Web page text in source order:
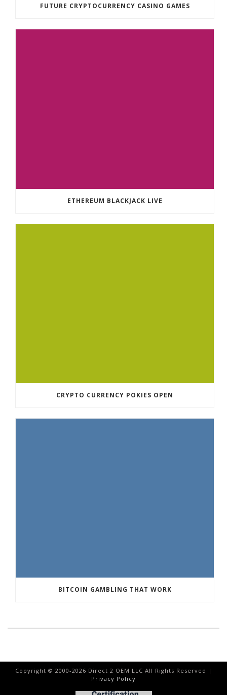
FUTURE CRYPTOCURRENCY CASINO GAMES
ETHEREUM BLACKJACK LIVE
CRYPTO CURRENCY POKIES OPEN
BITCOIN GAMBLING THAT WORK
Copyright © 2000-2026 Direct 2 OEM LLC All Rights Reserved |
Privacy Policy